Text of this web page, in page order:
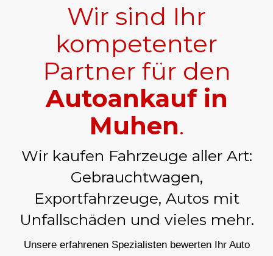
Wir sind Ihr
kompetenter
Partner für den
Autoankauf in
Muhen.
Wir kaufen Fahrzeuge aller Art:
Gebrauchtwagen,
Exportfahrzeuge, Autos mit
Unfallschäden und vieles mehr.
Unsere erfahrenen Spezialisten bewerten Ihr Auto